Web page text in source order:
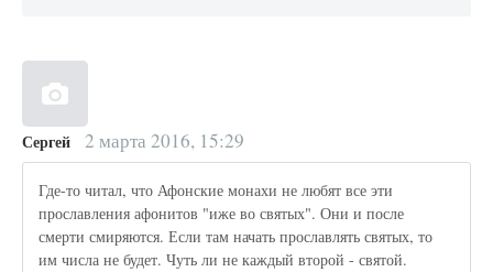
Сергей 2 марта 2016, 15:29
Где-то читал, что Афонские монахи не любят все эти
прославления афонитов "иже во святых". Они и после
смерти смиряются. Если там начать прославлять святых, то
им числа не будет. Чуть ли не каждый второй - святой.